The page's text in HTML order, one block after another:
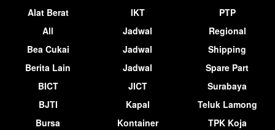
Alat Berat
All
Bea Cukai
Berita Lain
BICT
BJTI
Bursa
IKT
Jadwal
Jadwal
Jadwal
JICT
Kapal
Kontainer
PTP
Regional
Shipping
Spare Part
Surabaya
Teluk Lamong
TPK Koja